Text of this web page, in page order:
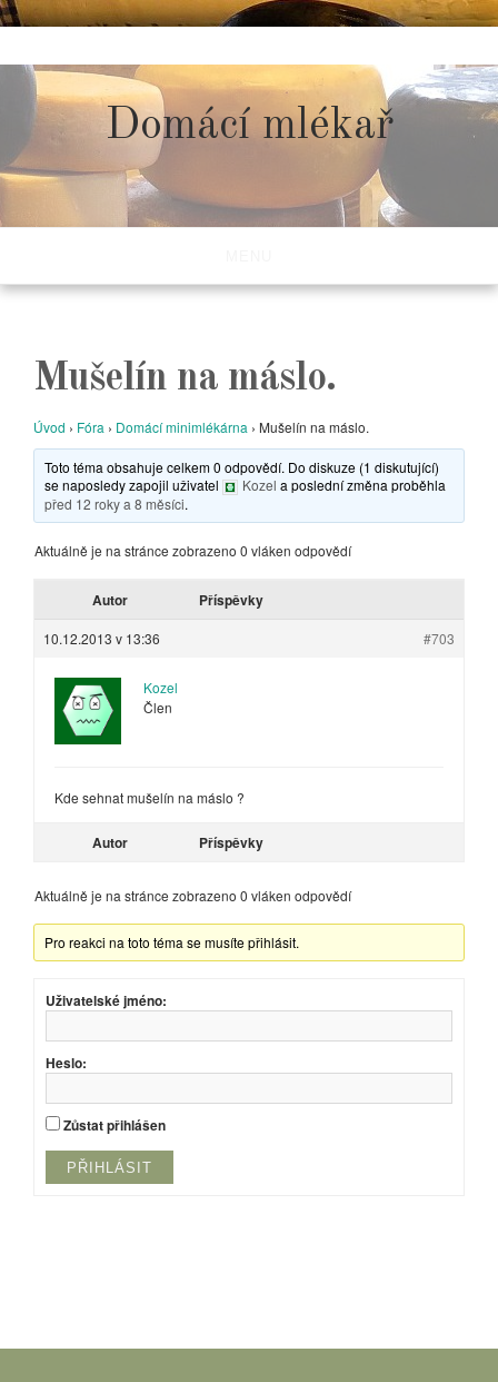
to
content
Domácí mlékař
Mušelín na máslo.
Úvod › Fóra › Domácí minimlékárna › Mušelín na máslo.
Toto téma obsahuje celkem 0 odpovědí. Do diskuze (1 diskutující)
se naposledy zapojil uživatel
Kozel a poslední změna proběhla
před 12 roky a 8 měsíci.
Aktuálně je na stránce zobrazeno 0 vláken odpovědí
Autor Příspěvky
10.12.2013 v 13:36 #703
Kozel
Člen
Kde sehnat mušelín na máslo ?
Autor Příspěvky
Aktuálně je na stránce zobrazeno 0 vláken odpovědí
Pro reakci na toto téma se musíte přihlásit.
Uživatelské jméno:
Heslo:
Zůstat přihlášen
PŘIHLÁSIT